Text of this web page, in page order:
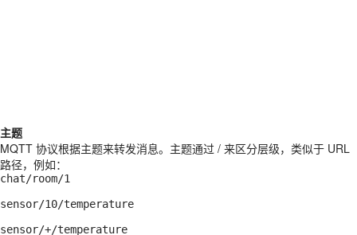
主题
MQTT 协议根据主题来转发消息。主题通过 / 来区分层级，类似于 URL
路径，例如：
chat/room/1
sensor/10/temperature